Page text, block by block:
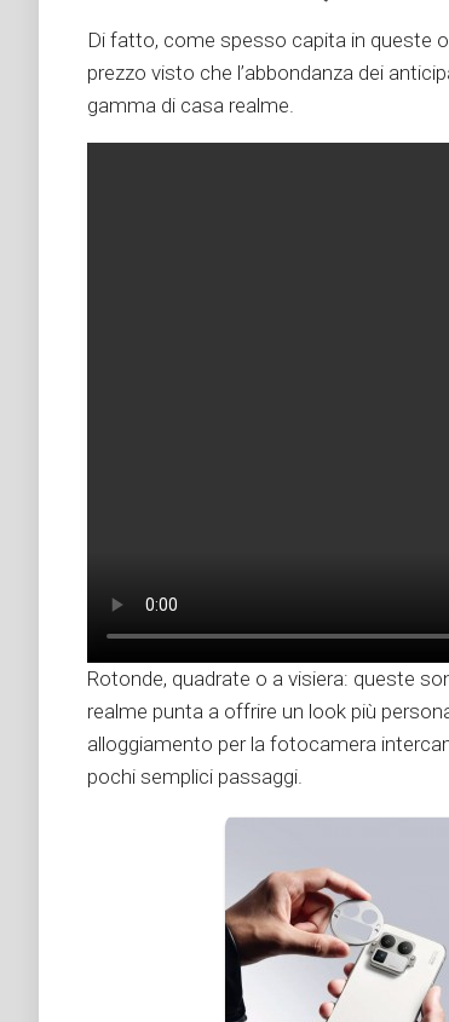
Di fatto, come spesso capita in queste
prezzo visto che l’abbondanza dei
gamma di casa realme.
Rotonde, quadrate o a visiera: queste
realme punta a offrire un look più
alloggiamento per la fotocamera
pochi semplici passaggi.